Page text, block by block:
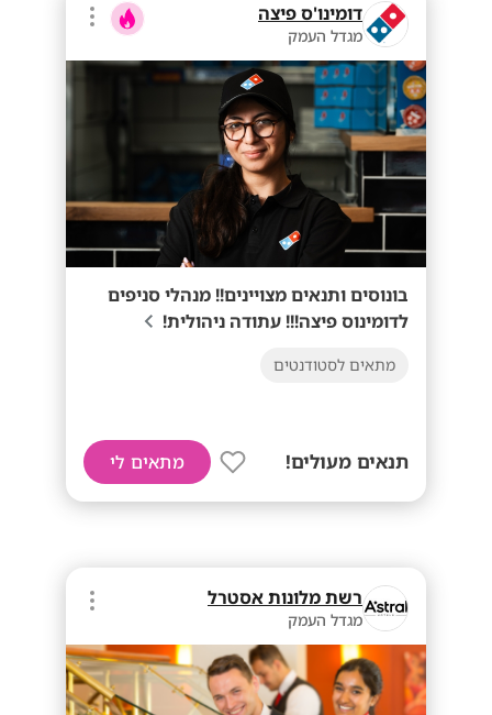
דומינו'ס פיצה
מגדל העמק
בונוסים ותנאים מצויינים!! מנהלי סניפים
לדומינוס פיצה!!! עתודה ניהולית!
מתאים לסטודנטים
תנאים מעולים! מתאים לי
רשת מלונות אסטרל
מגדל העמק